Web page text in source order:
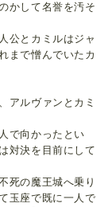
かして名誉を汚そ
公とカミルはジャ
まで憎んでいたカ
アルヴァンとカミ
で向かったとい
対決を目前にして
死の魔王城へ乗り
玉座で既に一人で